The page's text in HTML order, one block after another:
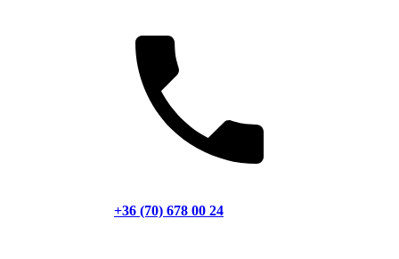
+36 (70) 678 00 24